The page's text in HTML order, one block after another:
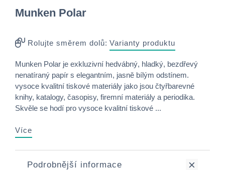
Munken Polar
Rolujte směrem dolů: Varianty produktu
Munken Polar je exkluzivní hedvábný, hladký, bezdřevý
nenatíraný papír s elegantním, jasně bílým odstínem.
vysoce kvalitní tiskové materiály jako jsou čtyřbarevné
knihy, katalogy, časopisy, firemní materiály a periodika.
Skvěle se hodí pro vysoce kvalitní tiskové ...
Více
Podrobnější informace